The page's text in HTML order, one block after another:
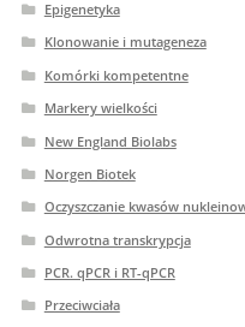
Epigenetyka
Klonowanie i mutageneza
Komórki kompetentne
Markery wielkości
New England Biolabs
Norgen Biotek
Oczyszczanie kwasów
Odwrotna transkrypcja
PCR. qPCR i RT-qPCR
Przeciwciała